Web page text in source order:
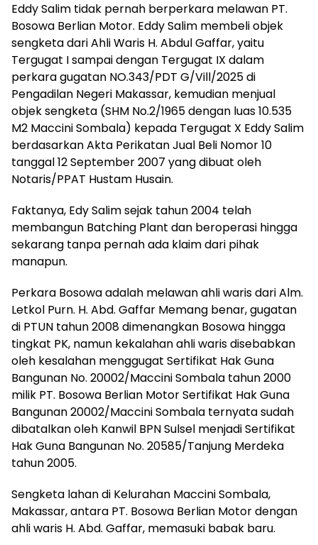
Eddy Salim tidak pernah berperkara melawan PT.
Bosowa Berlian Motor. Eddy Salim membeli objek
sengketa dari Ahli Waris H. Abdul Gaffar, yaitu
Tergugat I sampai dengan Tergugat IX dalam
perkara gugatan NO.343/PDT G/Vill/2025 di
Pengadilan Negeri Makassar, kemudian menjual
objek sengketa (SHM No.2/1965 dengan luas 10.535
M2 Maccini Sombala) kepada Tergugat X Eddy Salim
berdasarkan Akta Perikatan Jual Beli Nomor 10
tanggal 12 September 2007 yang dibuat oleh
Notaris/PPAT Hustam Husain.
Faktanya, Edy Salim sejak tahun 2004 telah
membangun Batching Plant dan beroperasi hingga
sekarang tanpa pernah ada klaim dari pihak
manapun.
Perkara Bosowa adalah melawan ahli waris dari Alm.
Letkol Purn. H. Abd. Gaffar Memang benar, gugatan
di PTUN tahun 2008 dimenangkan Bosowa hingga
tingkat PK, namun kekalahan ahli waris disebabkan
oleh kesalahan menggugat Sertifikat Hak Guna
Bangunan No. 20002/Maccini Sombala tahun 2000
milik PT. Bosowa Berlian Motor Sertifikat Hak Guna
Bangunan 20002/Maccini Sombala ternyata sudah
dibatalkan oleh Kanwil BPN Sulsel menjadi Sertifikat
Hak Guna Bangunan No. 20585/Tanjung Merdeka
tahun 2005.
Sengketa lahan di Kelurahan Maccini Sombala,
Makassar, antara PT. Bosowa Berlian Motor dengan
ahli waris H. Abd. Gaffar, memasuki babak baru.